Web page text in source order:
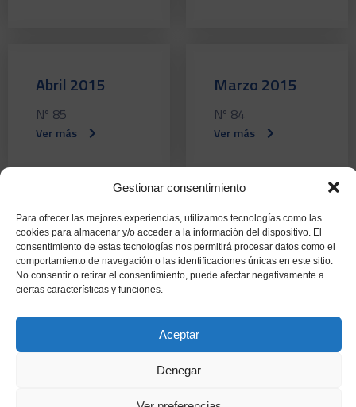
Gestionar consentimiento
Para ofrecer las mejores experiencias, utilizamos tecnologías como las
cookies para almacenar y/o acceder a la información del dispositivo. El
consentimiento de estas tecnologías nos permitirá procesar datos como el
comportamiento de navegación o las identificaciones únicas en este sitio.
No consentir o retirar el consentimiento, puede afectar negativamente a
ciertas características y funciones.
Aceptar
Denegar
Abril 2015
Nº 85
Ver más
Marzo 2015
Nº 84
Ver más
Febrero 2015
Nº 83
Ver más
Enero 2015
Nº 82
Ver más
2014